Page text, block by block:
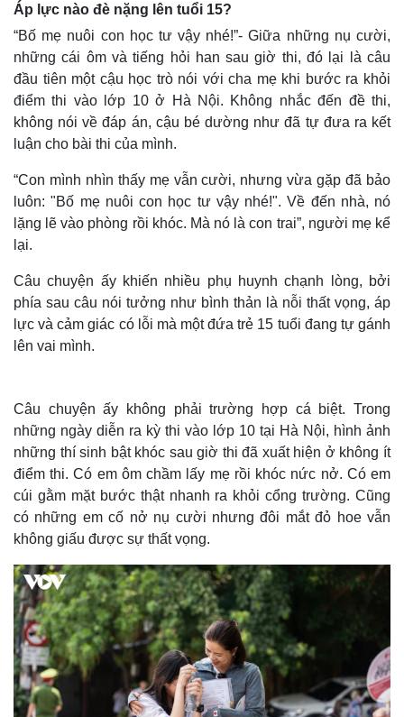
Áp lực nào đè nặng lên tuổi 15?
“Bố mẹ nuôi con học tư vậy nhé!”- Giữa những nụ cười,
những cái ôm và tiếng hỏi han sau giờ thi, đó lại là câu
đầu tiên một cậu học trò nói với cha mẹ khi bước ra khỏi
điểm thi vào lớp 10 ở Hà Nội. Không nhắc đến đề thi,
không nói về đáp án, cậu bé dường như đã tự đưa ra kết
luận cho bài thi của mình.
“Con mình nhìn thấy mẹ vẫn cười, nhưng vừa gặp đã bảo
luôn: "Bố mẹ nuôi con học tư vậy nhé!". Về đến nhà, nó
lặng lẽ vào phòng rồi khóc. Mà nó là con trai”, người mẹ kể
lại.
Câu chuyện ấy khiến nhiều phụ huynh chạnh lòng, bởi
phía sau câu nói tưởng như bình thản là nỗi thất vọng, áp
lực và cảm giác có lỗi mà một đứa trẻ 15 tuổi đang tự gánh
lên vai mình.
Câu chuyện ấy không phải trường hợp cá biệt. Trong
những ngày diễn ra kỳ thi vào lớp 10 tại Hà Nội, hình ảnh
những thí sinh bật khóc sau giờ thi đã xuất hiện ở không ít
điểm thi. Có em ôm chầm lấy mẹ rồi khóc nức nở. Có em
cúi gằm mặt bước thật nhanh ra khỏi cổng trường. Cũng
có những em cố nở nụ cười nhưng đôi mắt đỏ hoe vẫn
không giấu được sự thất vọng.